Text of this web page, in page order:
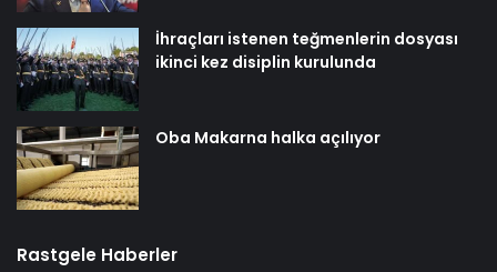
İhraçları istenen teğmenlerin dosyası
ikinci kez disiplin kurulunda
Oba Makarna halka açılıyor
Rastgele Haberler